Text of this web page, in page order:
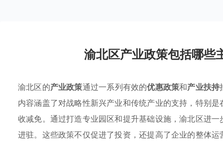
渝北区产业政策包括哪些
渝北区的产业政策通过一系列有效的优惠政策和产业扶持
内容涵盖了对战略性新兴产业和传统产业的支持，特别
收减免。通过打造专业园区和提升基础设施，渝北区进
进驻。这些政策不仅促进了投资，还提高了企业的整体